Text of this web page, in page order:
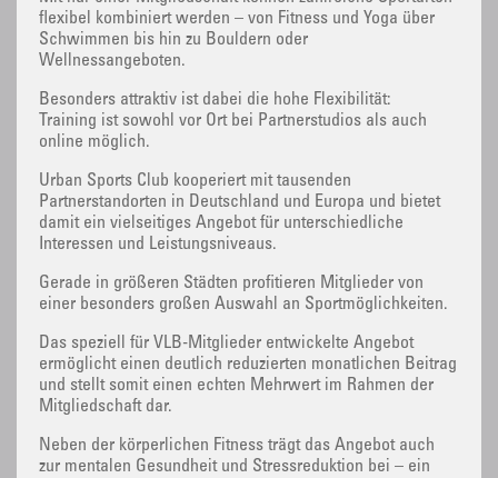
flexibel kombiniert werden – von Fitness und Yoga über
Schwimmen bis hin zu Bouldern oder
Wellnessangeboten.
Besonders attraktiv ist dabei die hohe Flexibilität:
Training ist sowohl vor Ort bei Partnerstudios als auch
online möglich.
Urban Sports Club kooperiert mit tausenden
Partnerstandorten in Deutschland und Europa und bietet
damit ein vielseitiges Angebot für unterschiedliche
Interessen und Leistungsniveaus.
Gerade in größeren Städten profitieren Mitglieder von
einer besonders großen Auswahl an Sportmöglichkeiten.
Das speziell für VLB-Mitglieder entwickelte Angebot
ermöglicht einen deutlich reduzierten monatlichen Beitrag
und stellt somit einen echten Mehrwert im Rahmen der
Mitgliedschaft dar.
Neben der körperlichen Fitness trägt das Angebot auch
zur mentalen Gesundheit und Stressreduktion bei – ein